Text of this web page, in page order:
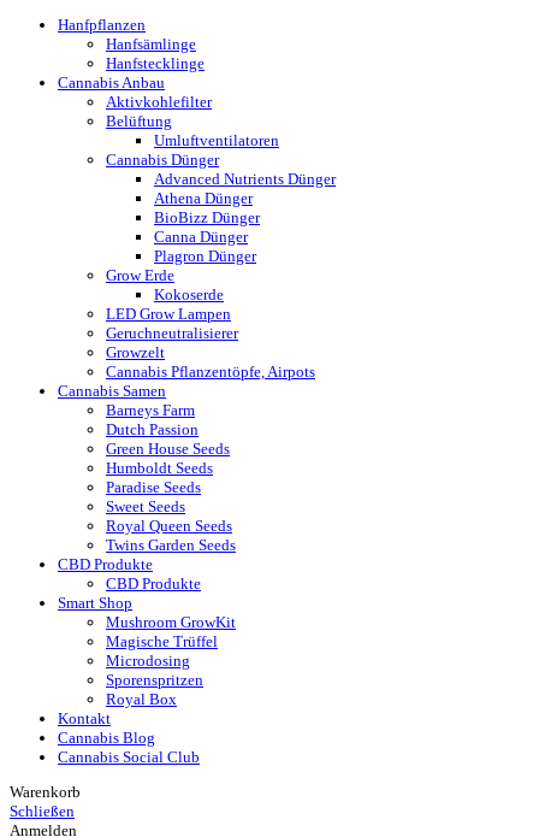
Hanfpflanzen
Hanfsämlinge
Hanfstecklinge
Cannabis Anbau
Aktivkohlefilter
Belüftung
Umluftventilatoren
Cannabis Dünger
Advanced Nutrients Dünger
Athena Dünger
BioBizz Dünger
Canna Dünger
Plagron Dünger
Grow Erde
Kokoserde
LED Grow Lampen
Geruchneutralisierer
Growzelt
Cannabis Pflanzentöpfe, Airpots
Cannabis Samen
Barneys Farm
Dutch Passion
Green House Seeds
Humboldt Seeds
Paradise Seeds
Sweet Seeds
Royal Queen Seeds
Twins Garden Seeds
CBD Produkte
CBD Produkte
Smart Shop
Mushroom GrowKit
Magische Trüffel
Microdosing
Sporenspritzen
Royal Box
Kontakt
Cannabis Blog
Cannabis Social Club
Warenkorb
Schließen
Anmelden